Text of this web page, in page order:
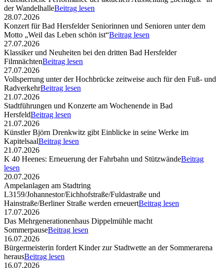
der WandelhalleBeitrag lesen
28.07.2026
Konzert für Bad Hersfelder Seniorinnen und Senioren unter dem
Motto „Weil das Leben schön ist“Beitrag lesen
27.07.2026
Klassiker und Neuheiten bei den dritten Bad Hersfelder
FilmnächtenBeitrag lesen
27.07.2026
Vollsperrung unter der Hochbrücke zeitweise auch für den Fuß- und
RadverkehrBeitrag lesen
21.07.2026
Stadtführungen und Konzerte am Wochenende in Bad
HersfeldBeitrag lesen
21.07.2026
Künstler Björn Drenkwitz gibt Einblicke in seine Werke im
KapitelsaalBeitrag lesen
21.07.2026
K 40 Heenes: Erneuerung der Fahrbahn und StützwändeBeitrag
lesen
20.07.2026
Ampelanlagen am Stadtring
L3159/Johannestor/Eichhofstraße/Fuldastraße und
Hainstraße/Berliner Straße werden erneuertBeitrag lesen
17.07.2026
Das Mehrgenerationenhaus Dippelmühle macht
SommerpauseBeitrag lesen
16.07.2026
Bürgermeisterin fordert Kinder zur Stadtwette an der Sommerarena
herausBeitrag lesen
16.07.2026